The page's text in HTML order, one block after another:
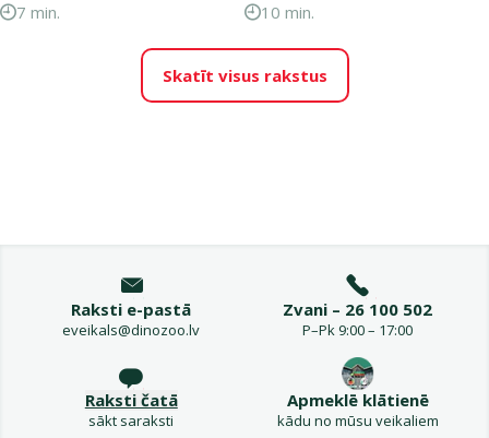
7 min. 10 min.
Skatīt visus rakstus
Raksti e-pastā
eveikals@dinozoo.lv
Zvani – 26 100 502
P–Pk 9:00 – 17:00
Raksti čatā
sākt saraksti
Apmeklē klātienē
kādu no mūsu veikaliem